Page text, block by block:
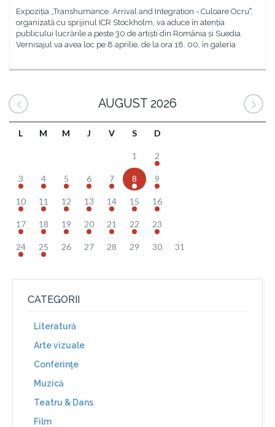
Expoziția „Transhumance. Arrival and Integration - Culoare Ocru‟,
organizată cu sprijinul ICR Stockholm, va aduce în atenția
publicului lucrările a peste 30 de artiști din România și Suedia.
Vernisajul va avea loc pe 8 aprilie, de la ora 18. 00, în galeria
AUGUST 2026
L M M J V S D
1 2
3 4 5 6 7 8 9
10 11 12 13 14 15 16
17 18 19 20 21 22 23
24 25 26 27 28 29 30 31
CATEGORII
Literatură
Arte vizuale
Conferinţe
Muzică
Teatru & Dans
Film